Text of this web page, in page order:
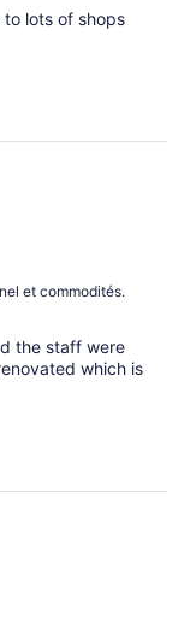
lots of shops
et commodités.
the staff were
which is